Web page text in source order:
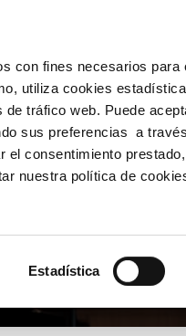
con fines necesarios para
utiliza cookies
tráfico web. Puede
sus preferencias a
consentimiento
nuestra política de
Estadística
ECOMMERCE LSSI CANAL